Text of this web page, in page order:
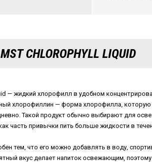
CHLOROPHYLL LIQUID
— жидкий хлорофилл в удобном
хлорофиллин — форма хлорофилла, которую
Такой продукт обычно выбирают для
часть привычки пить больше жидкости в
тем, что его можно добавлять в воду,
вкус делает напиток освежающим,